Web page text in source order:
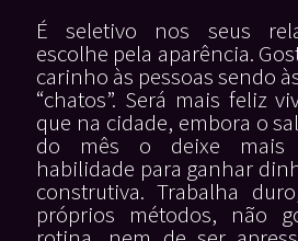
É seletivo nos seus
escolhe pela aparência.
carinho às pessoas sendo
“chatos”. Será mais feliz
que na cidade, embora o
do mês o deixe mais
habilidade para ganhar
construtiva. Trabalha
próprios métodos, não